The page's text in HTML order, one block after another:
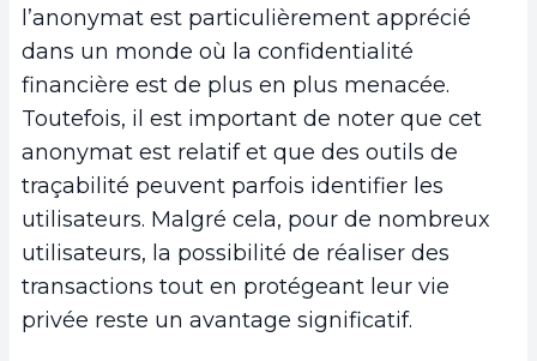
l’anonymat est particulièrement apprécié
dans un monde où la confidentialité
financière est de plus en plus menacée.
Toutefois, il est important de noter que cet
anonymat est relatif et que des outils de
traçabilité peuvent parfois identifier les
utilisateurs. Malgré cela, pour de nombreux
utilisateurs, la possibilité de réaliser des
transactions tout en protégeant leur vie
privée reste un avantage significatif.